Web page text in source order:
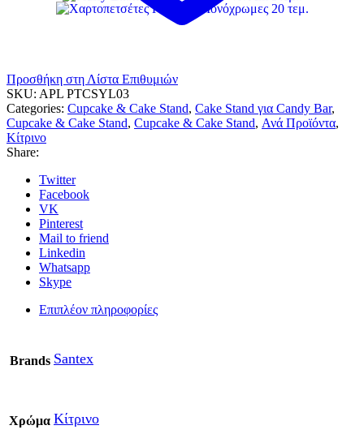
Προσθήκη στη Λίστα Επιθυμιών
SKU: APL PTCSYL03
Categories: Cupcake & Cake Stand, Cake Stand για Candy Bar,
Cupcake & Cake Stand, Cupcake & Cake Stand, Ανά Προϊόντα,
Κίτρινο
Share:
Twitter
Facebook
VK
Pinterest
Mail to friend
Linkedin
Whatsapp
Skype
Επιπλέον πληροφορίες
Brands Santex
Χρώμα Κίτρινο